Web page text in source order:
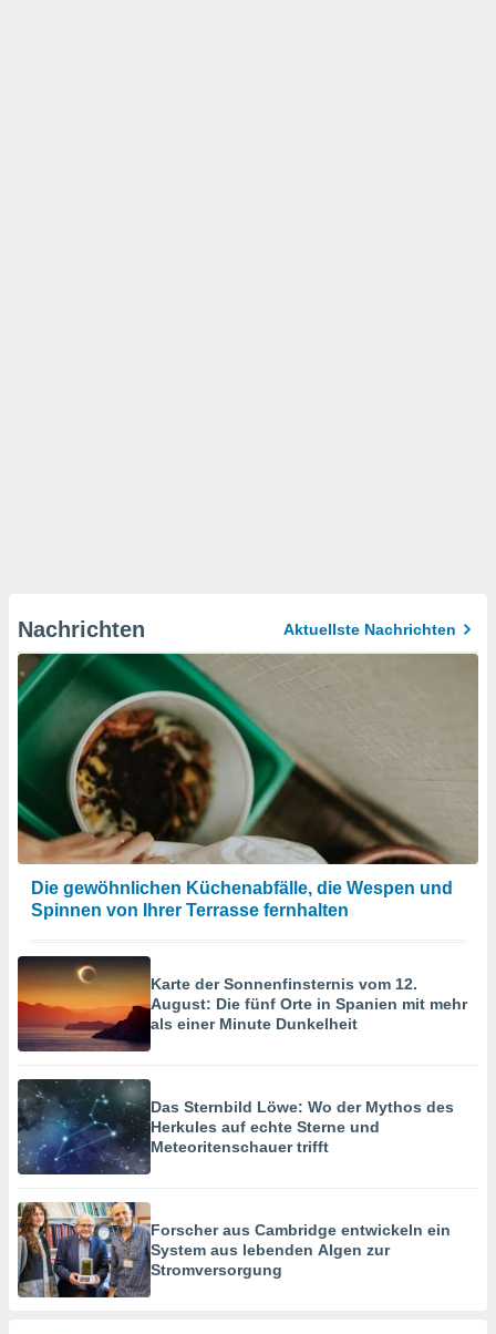
Nachrichten Aktuellste Nachrichten
Die gewöhnlichen Küchenabfälle, die Wespen und
Spinnen von Ihrer Terrasse fernhalten
Karte der Sonnenfinsternis vom 12.
August: Die fünf Orte in Spanien mit mehr
als einer Minute Dunkelheit
Das Sternbild Löwe: Wo der Mythos des
Herkules auf echte Sterne und
Meteoritenschauer trifft
Forscher aus Cambridge entwickeln ein
System aus lebenden Algen zur
Stromversorgung